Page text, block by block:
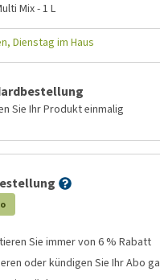
Mix - 1 L
Dienstag im Haus
Sie Ihr Produkt einmalig
Sie immer von 6 % Rabatt
oder kündigen Sie Ihr Abo